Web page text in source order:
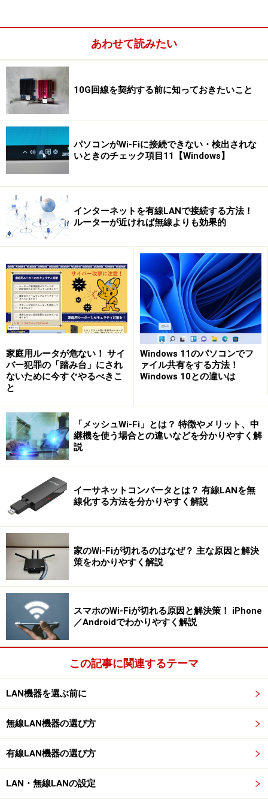
あわせて読みたい
10G回線を契約する前に知っておきたいこと
パソコンがWi-Fiに接続できない・検出されな
いときのチェック項目11【Windows】
インターネットを有線LANで接続する方法！
ルーターが近ければ無線よりも効果的
家庭用ルータが危ない！ サイ
バー犯罪の「踏み台」にされ
ないために今すぐやるべきこ
と
Windows 11のパソコンでフ
ァイル共有をする方法！
Windows 10との違いは
「メッシュWi-Fi」とは？ 特徴やメリット、中
継機を使う場合との違いなどを分かりやすく解
説
イーサネットコンバータとは？ 有線LANを無
線化する方法を分かりやすく解説
家のWi-Fiが切れるのはなぜ？ 主な原因と解決
策をわかりやすく解説
スマホのWi-Fiが切れる原因と解決策！ iPhone
／Androidでわかりやすく解説
この記事に関連するテーマ
LAN機器を選ぶ前に
無線LAN機器の選び方
有線LAN機器の選び方
LAN・無線LANの設定